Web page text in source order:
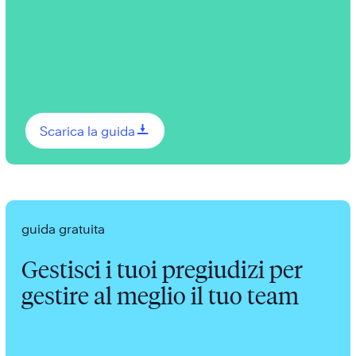
Scarica la guida0
guida gratuita
Gestisci i tuoi pregiudizi per
gestire al meglio il tuo team